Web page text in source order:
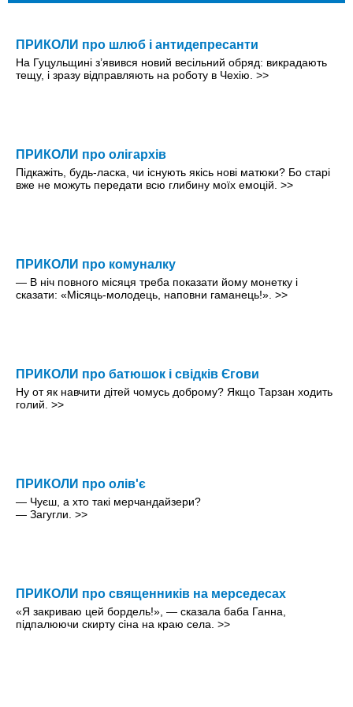
ПРИКОЛИ про шлюб і антидепресанти
На Гуцульщині з’явився новий весільний обряд: викрадають
тещу, і зразу відправляють на роботу в Чехію. >>
ПРИКОЛИ про олігархів
Підкажіть, будь-ласка, чи існують якісь нові матюки? Бо старі
вже не можуть передати всю глибину моїх емоцій. >>
ПРИКОЛИ про комуналку
— В ніч повного місяця треба показати йому монетку і
сказати: «Місяць-молодець, наповни гаманець!». >>
ПРИКОЛИ про батюшок і свідків Єгови
Ну от як навчити дітей чомусь доброму? Якщо Тарзан ходить
голий. >>
ПРИКОЛИ про олів'є
— Чуєш, а хто такі мерчандайзери?
— Загугли. >>
ПРИКОЛИ про священників на мерседесах
«Я закриваю цей бордель!», — сказала баба Ганна,
підпалюючи скирту сіна на краю села. >>